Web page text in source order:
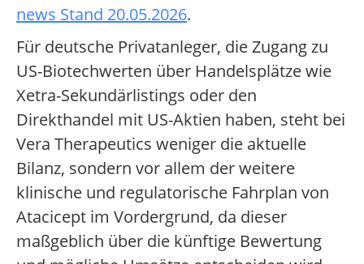
news Stand 20.05.2026.
Für deutsche Privatanleger, die Zugang zu
US-Biotechwerten über Handelsplätze wie
Xetra-Sekundärlistings oder den
Direkthandel mit US-Aktien haben, steht bei
Vera Therapeutics weniger die aktuelle
Bilanz, sondern vor allem der weitere
klinische und regulatorische Fahrplan von
Atacicept im Vordergrund, da dieser
maßgeblich über die künftige Bewertung